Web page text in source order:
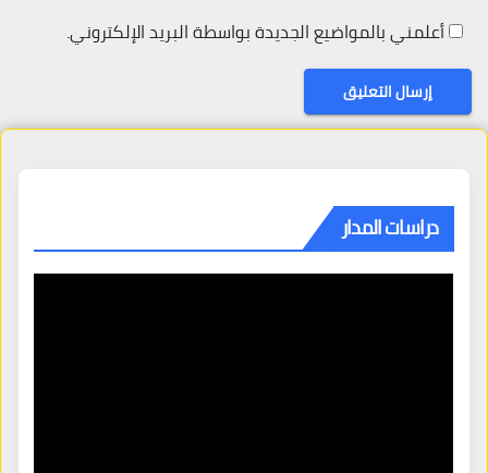
أعلمني بالمواضيع الجديدة بواسطة البريد الإلكتروني.
دراسات المدار